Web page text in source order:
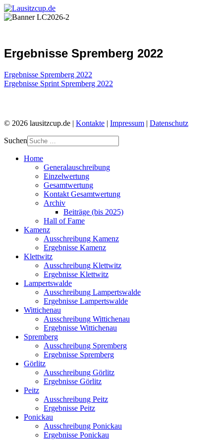
Ergebnisse Spremberg 2022
Ergebnisse Spremberg 2022
Ergebnisse Sprint Spremberg 2022
© 2026 lausitzcup.de | Kontakte | Impressum | Datenschutz
Suchen
Home
Generalauschreibung
Einzelwertung
Gesamtwertung
Kontakt Gesamtwertung
Archiv
Beiträge (bis 2025)
Hall of Fame
Kamenz
Ausschreibung Kamenz
Ergebnisse Kamenz
Klettwitz
Ausschreibung Klettwitz
Ergebnisse Klettwitz
Lampertswalde
Ausschreibung Lampertswalde
Ergebnisse Lampertswalde
Wittichenau
Ausschreibung Wittichenau
Ergebnisse Wittichenau
Spremberg
Ausschreibung Spremberg
Ergebnisse Spremberg
Görlitz
Ausschreibung Görlitz
Ergebnisse Görlitz
Peitz
Ausschreibung Peitz
Ergebnisse Peitz
Ponickau
Ausschreibung Ponickau
Ergebnisse Ponickau